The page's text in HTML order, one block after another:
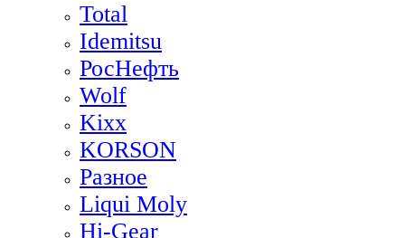
Total
Idemitsu
РосНефть
Wolf
Kixx
KORSON
Разное
Liqui Moly
Hi-Gear